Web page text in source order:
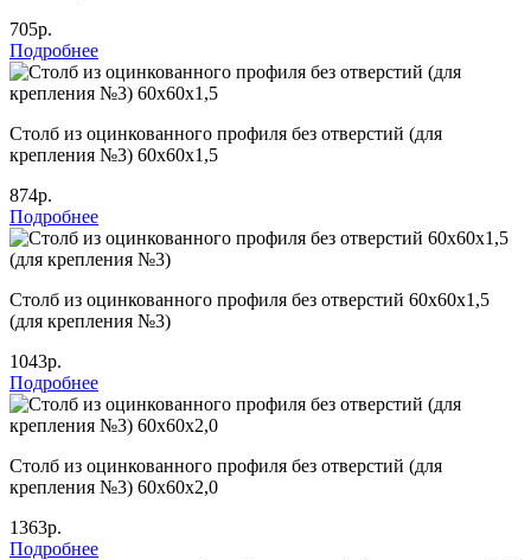
705р.
Подробнее
Столб из оцинкованного профиля без отверстий (для
крепления №3) 60х60х1,5
874р.
Подробнее
Столб из оцинкованного профиля без отверстий 60х60х1,5
(для крепления №3)
1043р.
Подробнее
Столб из оцинкованного профиля без отверстий (для
крепления №3) 60х60х2,0
1363р.
Подробнее